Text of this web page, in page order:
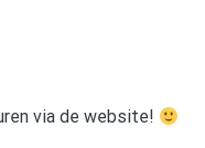
via de website!